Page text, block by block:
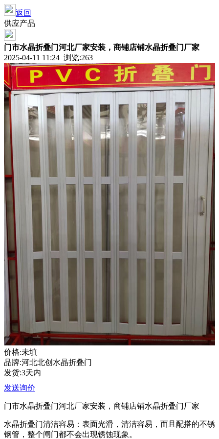
返回
供应产品
门市水晶折叠门河北厂家安装，商铺店铺水晶折叠门厂家
2025-04-11 11:24 浏览:263
价格:未填
品牌:河北北创水晶折叠门
发货:3天内
发送询价
门市水晶折叠门河北厂家安装，商铺店铺水晶折叠门厂家
水晶折叠门清洁容易：表面光滑，清洁容易，而且配搭的不锈
钢管，整个闸门都不会出现锈蚀现象。